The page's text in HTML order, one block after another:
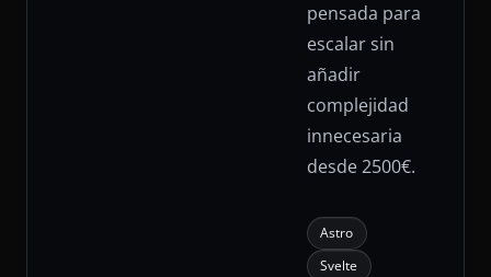
pensada para
escalar sin
añadir
complejidad
innecesaria
desde 2500€.
Astro
Svelte